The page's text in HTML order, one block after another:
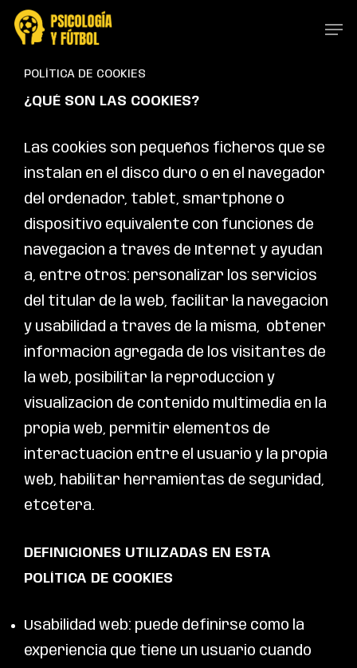
Skip
POLÍTICA DE COOKIES
¿QUÉ SON LAS COOKIES?
Las cookies son pequeños ficheros que se
instalan en el disco duro o en el navegador
del ordenador, tablet, smartphone o
dispositivo equivalente con funciones de
navegación a través de Internet y ayudan
a, entre otros: personalizar los servicios
del titular de la web, facilitar la navegación
y usabilidad a través de la misma, obtener
información agregada de los visitantes de
la web, posibilitar la reproducción y
visualización de contenido multimedia en la
propia web, permitir elementos de
interactuación entre el usuario y la propia
web, habilitar herramientas de seguridad,
etcétera.
DEFINICIONES UTILIZADAS EN ESTA
POLÍTICA DE COOKIES
Usabilidad web: puede definirse como la
experiencia que tiene un usuario cuando